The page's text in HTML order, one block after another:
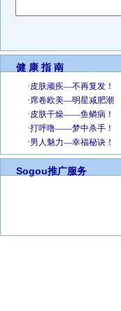
健 康 指 南
Sogou推广服务